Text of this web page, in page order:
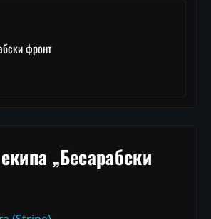
фронт
„Бесарабски